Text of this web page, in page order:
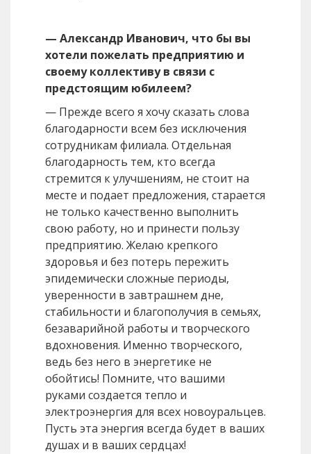
— Александр Иванович, что бы вы
хотели пожелать предприятию и
своему коллективу в связи с
предстоящим юбилеем?
— Прежде всего я хочу сказать слова
благодарности всем без исключения
сотрудникам филиала. Отдельная
благодарность тем, кто всегда
стремится к улучшениям, не стоит на
месте и подает предложения, старается
не только качественно выполнить
свою работу, но и принести пользу
предприятию. Желаю крепкого
здоровья и без потерь пережить
эпидемически сложные периоды,
уверенности в завтрашнем дне,
стабильности и благополучия в семьях,
безаварийной работы и творческого
вдохновения. Именно творческого,
ведь без него в энергетике не
обойтись! Помните, что вашими
руками создается тепло и
электроэнергия для всех новоуральцев.
Пусть эта энергия всегда будет в ваших
душах и в ваших сердцах!